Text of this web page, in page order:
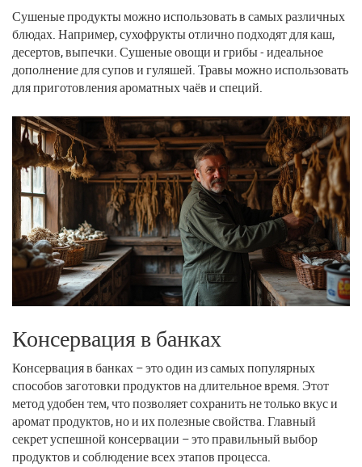
Сушеные продукты можно использовать в самых различных
блюдах. Например, сухофрукты отлично подходят для каш,
десертов, выпечки. Сушеные овощи и грибы - идеальное
дополнение для супов и гуляшей. Травы можно использовать
для приготовления ароматных чаёв и специй.
Консервация в банках
Консервация в банках – это один из самых популярных
способов заготовки продуктов на длительное время. Этот
метод удобен тем, что позволяет сохранить не только вкус и
аромат продуктов, но и их полезные свойства. Главный
секрет успешной консервации – это правильный выбор
продуктов и соблюдение всех этапов процесса.